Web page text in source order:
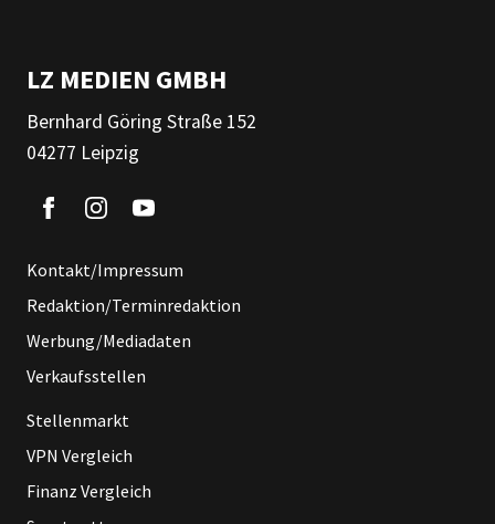
LZ MEDIEN GMBH
Bernhard Göring Straße 152
04277 Leipzig
Kontakt/Impressum
Redaktion/Terminredaktion
Werbung/Mediadaten
Verkaufsstellen
Stellenmarkt
VPN Vergleich
Finanz Vergleich